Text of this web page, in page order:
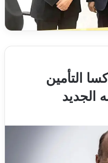
التأمين
الجديد